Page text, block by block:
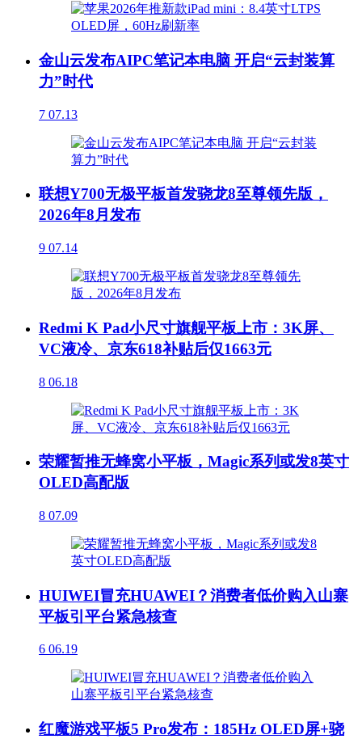
金山云发布AIPC笔记本电脑 开启“云封装算
力”时代
7 07.13
联想Y700无极平板首发骁龙8至尊领先版，
2026年8月发布
9 07.14
Redmi K Pad小尺寸旗舰平板上市：3K屏、
VC液冷、京东618补贴后仅1663元
8 06.18
荣耀暂推无蜂窝小平板，Magic系列或发8英寸
OLED高配版
8 07.09
HUIWEI冒充HUAWEI？消费者低价购入山寨
平板引平台紧急核查
6 06.19
红魔游戏平板5 Pro发布：185Hz OLED屏+骁